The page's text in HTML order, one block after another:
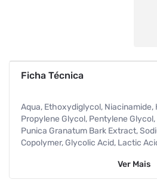
Ficha Técnica
Aqua, Ethoxydiglycol,
Propylene Glycol, Pentylene
Punica Granatum Bark Extract,
Copolymer, Glycolic Acid, Lactic
Sorbitan Oleate, CoperniciaVer Mais